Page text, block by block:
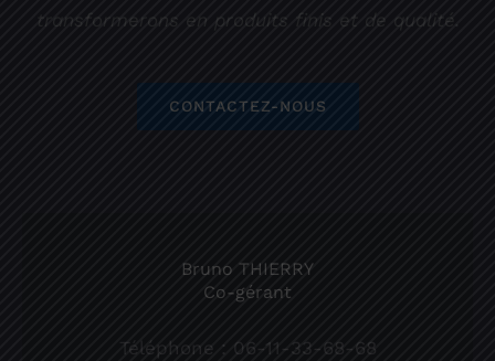
transformerons en produits finis et de qualité.
CONTACTEZ-NOUS
Bruno THIERRY
Co-gérant
Téléphone : 06-11-33-68-68